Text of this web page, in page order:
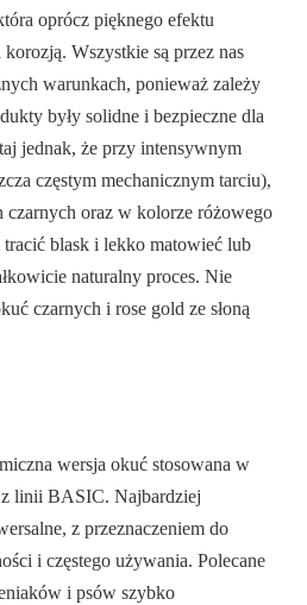
oprócz pięknego efektu
korozją. Wszystkie są przez nas
warunkach, ponieważ zależy
były solidne i bezpieczne dla
jednak, że przy intensywnym
częstym mechanicznym tarciu),
czarnych oraz w kolorze różowego
tracić blask i lekko matowieć lub
naturalny proces. Nie
czarnych i rose gold ze słoną
wersja okuć stosowana w
z linii BASIC. Najbardziej
z przeznaczeniem do
i częstego używania. Polecane
i psów szybko